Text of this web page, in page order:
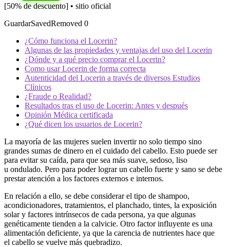
[50% de descuento] • sitio oficial
GuardarSavedRemoved 0
¿Cómo funciona el Locerin?
Algunas de las propiedades y ventajas del uso del Locerin
¿Dónde y a qué precio comprar el Locerin?
Como usar Locerin de forma correcta
Autenticidad del Locerin a través de diversos Estudios
Clínicos
¿Fraude o Realidad?
Resultados tras el uso de Locerin: Antes y después
Opinión Médica certificada
¿Qué dicen los usuarios de Locerin?
La mayoría de las mujeres suelen invertir no solo tiempo sino
grandes sumas de dinero en el cuidado del cabello. Esto puede ser
para evitar su caída, para que sea más suave, sedoso, liso
u ondulado. Pero para poder lograr un cabello fuerte y sano se debe
prestar atención a los factores externos e internos.
En relación a ello, se debe considerar el tipo de shampoo,
acondicionadores, tratamientos, el planchado, tintes, la exposición
solar y factores intrínsecos de cada persona, ya que algunas
genéticamente tienden a la calvicie. Otro factor influyente es una
alimentación deficiente, ya que la carencia de nutrientes hace que
el cabello se vuelve más quebradizo.